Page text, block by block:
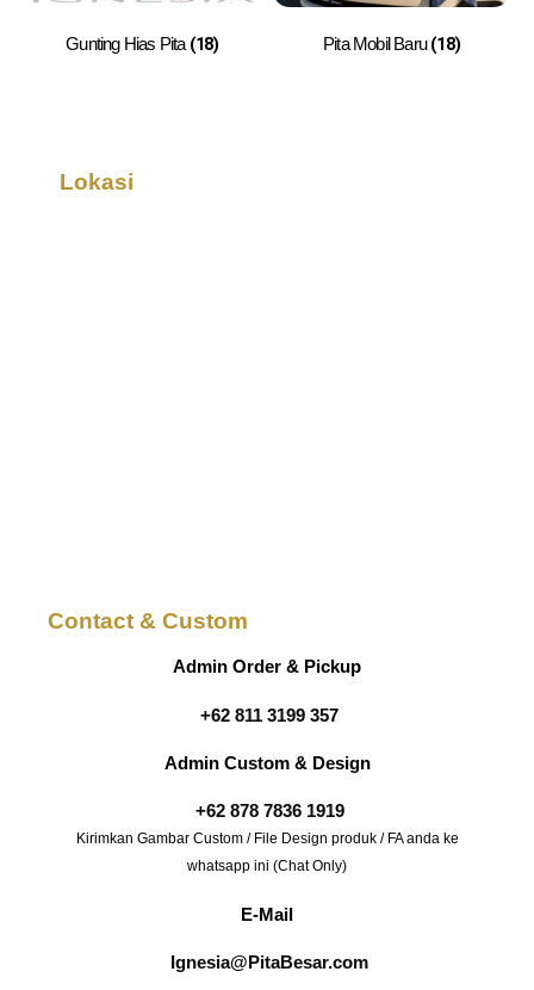
Gunting Hias Pita(18) Pita Mobil Baru(18)
Lokasi
Contact & Custom
Admin Order & Pickup
+62 811 3199 357
Admin Custom & Design
+62 878 7836 1919
Kirimkan Gambar Custom / File Design produk / FA anda ke
whatsapp ini (Chat Only)
E-Mail
Ignesia@PitaBesar.com